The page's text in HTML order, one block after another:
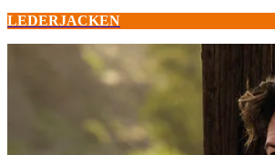
LEDERJACKEN